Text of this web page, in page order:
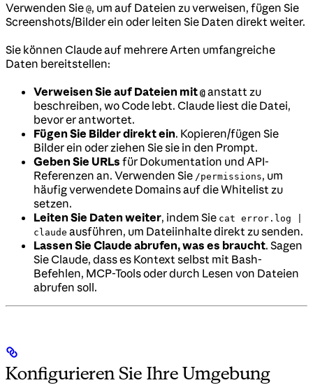
Verwenden Sie @, um auf Dateien zu verweisen, fügen Sie
Screenshots/Bilder ein oder leiten Sie Daten direkt weiter.
Sie können Claude auf mehrere Arten umfangreiche
Daten bereitstellen:
Verweisen Sie auf Dateien mit @ anstatt zu
beschreiben, wo Code lebt. Claude liest die Datei,
bevor er antwortet.
Fügen Sie Bilder direkt ein. Kopieren/fügen Sie
Bilder ein oder ziehen Sie sie in den Prompt.
Geben Sie URLs für Dokumentation und API-
Referenzen an. Verwenden Sie /permissions, um
häufig verwendete Domains auf die Whitelist zu
setzen.
Leiten Sie Daten weiter, indem Sie cat error.log |
claude ausführen, um Dateiinhalte direkt zu senden.
Lassen Sie Claude abrufen, was es braucht. Sagen
Sie Claude, dass es Kontext selbst mit Bash-
Befehlen, MCP-Tools oder durch Lesen von Dateien
abrufen soll.
Konfigurieren Sie Ihre Umgebung